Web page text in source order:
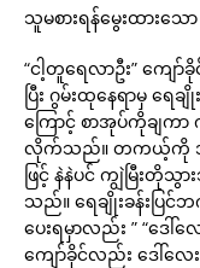
သူမစားရန်မွေးထားသော
“ငါ့တူရေလာဦး” ကျေ
ပြီး ဂွမ်းထုနေရာမှ ရေ
ကြောင့် စာအုပ်ကိုချက
လိုက်သည်။ တကယ့်ကို အရှိန်
ဖြင့် နဲနဲပင် ကျွဲမြီးတို
သည်။ ရေချိုးခန်းပြ
ပေးရမှာလည်း ” “ဒေ
ကျော်ခိုင်လည်း ဒေါ်လ